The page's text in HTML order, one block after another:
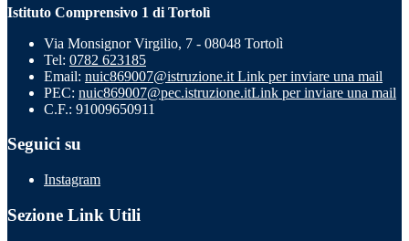
Istituto Comprensivo 1 di Tortolì
Via Monsignor Virgilio, 7 - 08048 Tortolì
Tel: 0782 623185
Email: nuic869007@istruzione.it Link per inviare una mail
PEC: nuic869007@pec.istruzione.itLink per inviare una mail
C.F.: 91009650911
Seguici su
Instagram
Sezione Link Utili